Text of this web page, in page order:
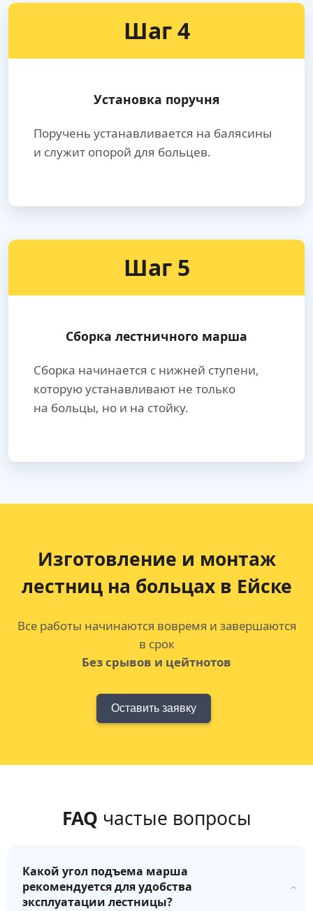
Шаг 4
Установка поручня
Поручень устанавливается на балясины
и служит опорой для больцев.
Шаг 5
Сборка лестничного марша
Сборка начинается с нижней ступени,
которую устанавливают не только
на больцы, но и на стойку.
Изготовление и монтаж
лестниц на больцах в Ейске
Все работы начинаются вовремя и завершаются
в срок
Без срывов и цейтнотов
Оставить заявку
FAQ частые вопросы
Какой угол подъема марша
рекомендуется для удобства
эксплуатации лестницы?